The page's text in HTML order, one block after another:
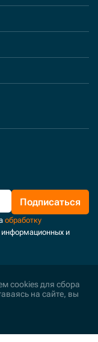
Подписаться
обработку
информационных и
cookies для сбора
на сайте, вы